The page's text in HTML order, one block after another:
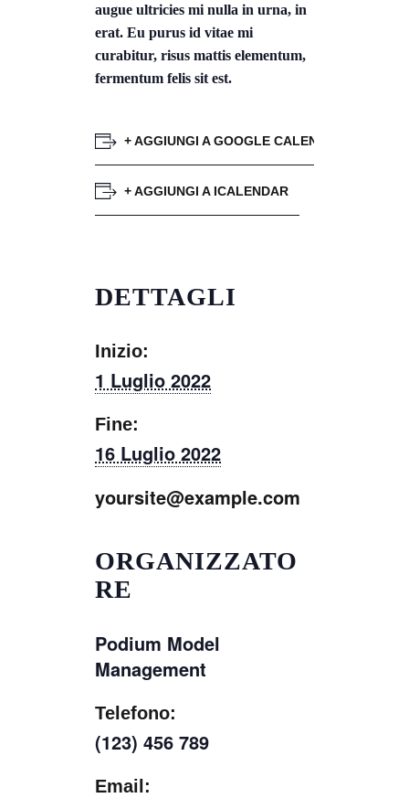
augue ultricies mi nulla in urna, in
erat. Eu purus id vitae mi
curabitur, risus mattis elementum,
fermentum felis sit est.
+ AGGIUNGI A GOOGLE CALENDAR
+ AGGIUNGI A ICALENDAR
DETTAGLI
Inizio:
1 Luglio 2022
Fine:
16 Luglio 2022
yoursite@example.com
ORGANIZZATO
RE
Podium Model
Management
Telefono:
(123) 456 789
Email: